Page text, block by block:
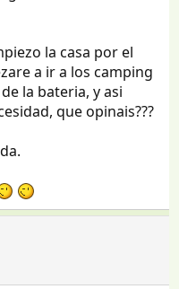
la casa por el
a ir a los camping
la bateria, y asi
que opinais???